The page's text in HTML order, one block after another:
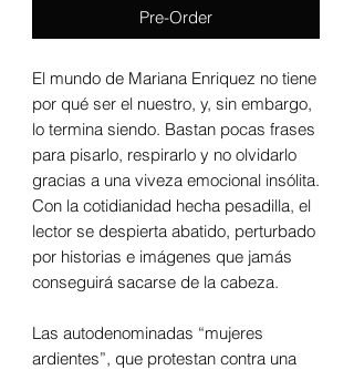
Pre-Order
El mundo de Mariana Enriquez no tiene
por qué ser el nuestro, y, sin embargo,
lo termina siendo. Bastan pocas frases
para pisarlo, respirarlo y no olvidarlo
gracias a una viveza emocional insólita.
Con la cotidianidad hecha pesadilla, el
lector se despierta abatido, perturbado
por historias e imágenes que jamás
conseguirá sacarse de la cabeza.
Las autodenominadas “mujeres
ardientes”, que protestan contra una